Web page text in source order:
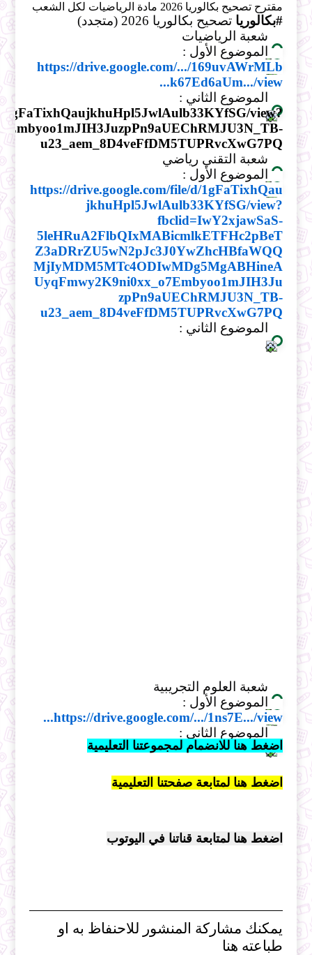
مقترح تصحيح بكالوريا 2026 مادة الرياضيات لكل الشعب
#بكالوريا تصحيح بكالوريا 2026 (متجدد)
شعبة الرياضيات
الموضوع الأول :
https://drive.google.com/.../169uvAWrMLb
k67Ed6aUm.../view...
الموضوع الثاني :
1gFaTixhQaujkhuHpl5JwlAulb33KYfSG/view?
u23_aem_8D4veFfDM5TUPRvcXwG7PQ
شعبة التقني رياضي
الموضوع الأول :
https://drive.google.com/file/d/1gFaTixhQau
jkhuHpl5JwlAulb33KYfSG/view?
fbclid=IwY2xjawSaS-
5leHRuA2FlbQIxMABicmlkETFHc2pBeT
Z3aDRrZU5wN2pJc3J0YwZhcHBfaWQQ
MjIyMDM5MTc4ODIwMDg5MgABHineA
UyqFmwy2K9ni0xx_o7Embyoo1mJIH3Ju
zpPn9aUEChRMJU3N_TB-
u23_aem_8D4veFfDM5TUPRvcXwG7PQ
الموضوع الثاني :
شعبة العلوم التجريبية
الموضوع الأول :
https://drive.google.com/.../1ns7E.../view...
الموضوع الثاني :
اضغط هنا للانضمام لمجموعتنا التعليمية
اضغط هنا لمتابعة صفحتنا التعليمية
اضغط هنا لمتابعة قناتنا في اليوتوب
يمكنك مشاركة المنشور للاحنفاظ به او
طباعته هنا